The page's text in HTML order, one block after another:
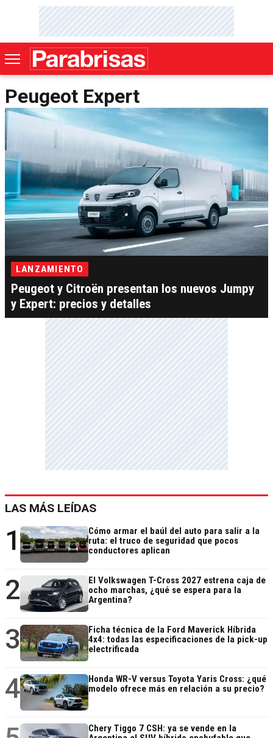
Peugeot Expert
LANZAMIENTO
Peugeot y Citroën presentan los nuevos Jumpy
y Expert: precios y detalles
LAS MÁS LEÍDAS
1
Cómo armar el baúl del auto para salir a la
ruta: el truco de seguridad que pocos
conductores aplican
2
El Volkswagen T-Cross 2027 estrena caja de
ocho marchas, ¿qué se espera para la
Argentina?
3
Ficha técnica de la Ford Maverick Híbrida
4x4: todas las especificaciones de la pick-up
electrificada
4
Honda WR-V versus Toyota Yaris Cross: ¿qué
modelo ofrece más en relación a su precio?
Chery Tiggo 7 CSH: ya se vende en la